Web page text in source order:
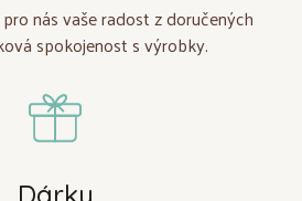
nás vaše radost z doručených
spokojenost s výrobky.
Dárky